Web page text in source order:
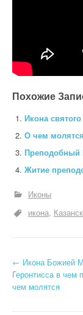
Похожие
Икона
О чем
Преподобный
Житие
Иконы
икона
Н
а
← Икона Божией
Геронтисса в чем
чем молятся